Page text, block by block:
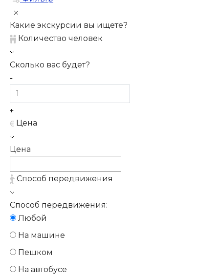
Какие экскурсии вы ищете?
Количество человек
Сколько вас будет?
Цена
Цена
Способ передвижения
Способ передвижения:
Любой
На машине
Пешком
На автобусе